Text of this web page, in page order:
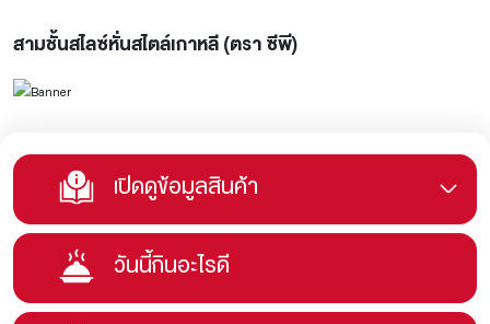
สามชั้นสไลซ์หั่นสไตล์เกาหลี (ตรา ซีพี)
เปิดดูข้อมูลสินค้า
วันนี้กินอะไรดี